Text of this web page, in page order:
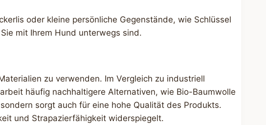
oder kleine persönliche Gegenstände, wie Schlüssel
mit Ihrem Hund unterwegs sind.
zu verwenden. Im Vergleich zu industriell
häufig nachhaltigere Alternativen, wie Bio-Baumwolle
sorgt auch für eine hohe Qualität des Produkts.
und Strapazierfähigkeit widerspiegelt.